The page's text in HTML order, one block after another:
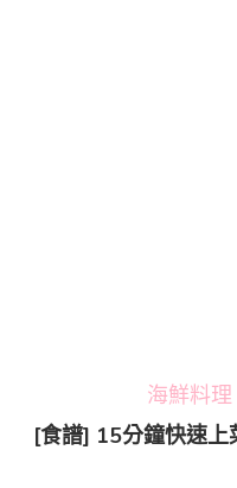
海鮮料
[食譜] 15分鐘快速上